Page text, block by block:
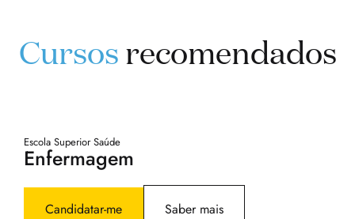
Cursosrecomendados
Escola Superior Saúde
Enfermagem
Candidatar-me Saber mais